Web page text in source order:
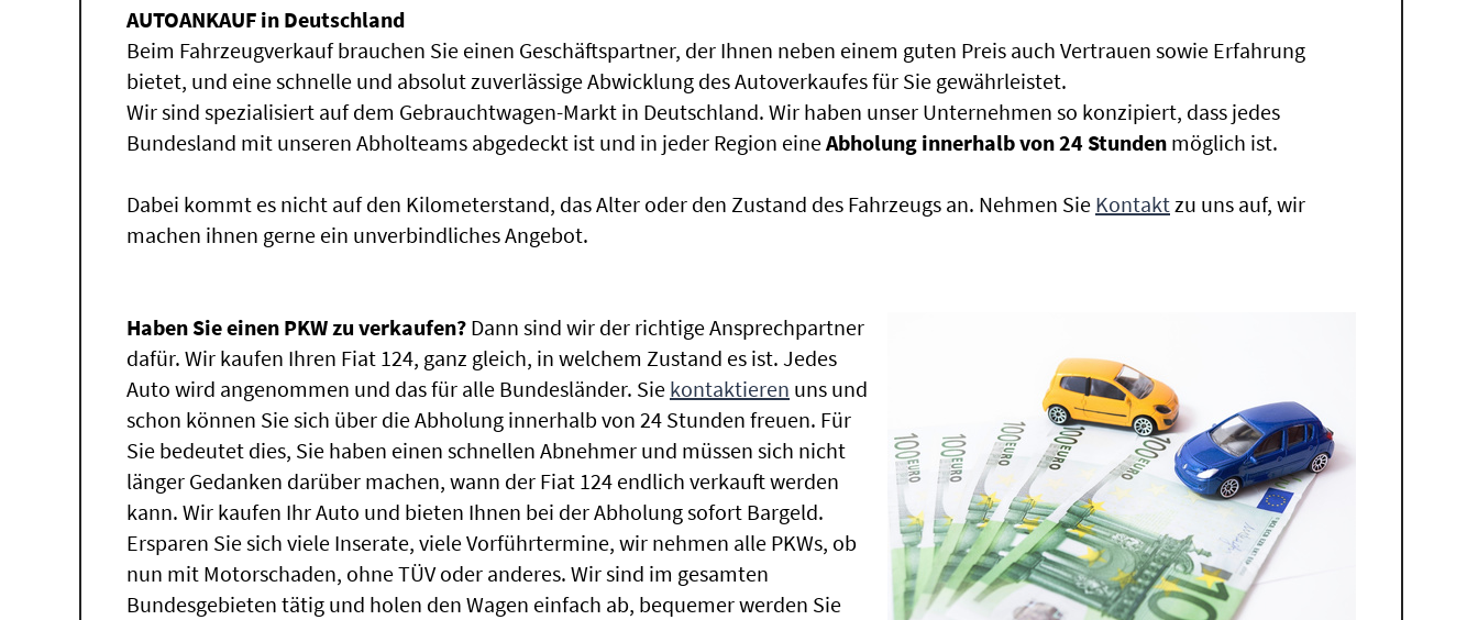
AUTOANKAUF in Deutschland
Beim Fahrzeugverkauf brauchen Sie einen Geschäftspartner, der Ihnen neben einem guten Preis auch Vertrauen sowie Erfahrung
bietet, und eine schnelle und absolut zuverlässige Abwicklung des Autoverkaufes für Sie gewährleistet.
Wir sind spezialisiert auf dem Gebrauchtwagen-Markt in Deutschland. Wir haben unser Unternehmen so konzipiert, dass jedes
Bundesland mit unseren Abholteams abgedeckt ist und in jeder Region eineAbholung innerhalb von 24 Stunden möglich ist.
Dabei kommt es nicht auf den Kilometerstand, das Alter oder den Zustand des Fahrzeugs an. Nehmen Sie Kontaktzu uns auf, wir
machen ihnen gerne ein unverbindliches Angebot.
Haben Sie einen PKW zu verkaufen? Dann sind wir der richtige Ansprechpartner
dafür. Wir kaufen Ihren Fiat 124, ganz gleich, in welchem Zustand es ist. Jedes
Auto wird angenommen und das für alle Bundesländer. Sie kontaktieren uns und
schon können Sie sich über die Abholung innerhalb von 24 Stunden freuen. Für
Sie bedeutet dies, Sie haben einen schnellen Abnehmer und müssen sich nicht
länger Gedanken darüber machen, wann der Fiat 124 endlich verkauft werden
kann. Wir kaufen Ihr Auto und bieten Ihnen bei der Abholung sofort Bargeld.
Ersparen Sie sich viele Inserate, viele Vorführtermine, wir nehmen alle PKWs, ob
nun mit Motorschaden, ohne TÜV oder anderes. Wir sind im gesamten
Bundesgebieten tätig und holen den Wagen einfach ab, bequemer werden Sie